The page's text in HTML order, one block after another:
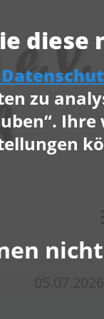
diese
zu
nicht